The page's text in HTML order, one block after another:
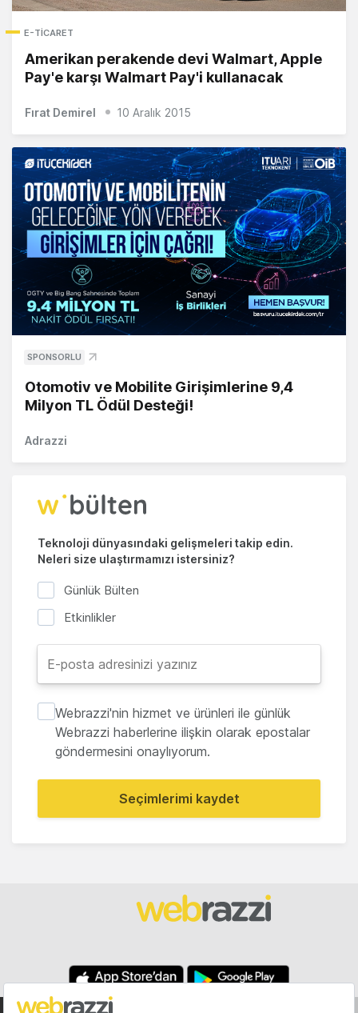
E-TICARET
Amerikan perakende devi Walmart, Apple
Pay'e karşı Walmart Pay'i kullanacak
Fırat Demirel 10 Aralık 2015
SPONSORLU
Otomotiv ve Mobilite Girişimlerine 9,4
Milyon TL Ödül Desteği!
Adrazzi
Teknoloji dünyasındaki gelişmeleri takip edin.
Neleri size ulaştırmamızı istersiniz?
Günlük Bülten
Etkinlikler
Webrazzi'nin hizmet ve ürünleri ile günlük
Webrazzi haberlerine ilişkin olarak epostalar
göndermesini onaylıyorum.
Seçimlerimi kaydet